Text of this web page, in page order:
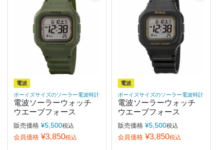
電波
ボーイズサイズのソーラー電波時計
電波ソーラーウォッチ
ウエーブフォース
販売価格 ¥5,500税込
会員価格 ¥3,850税込
電波
ボーイズサイズのソーラー電波時計
電波ソーラーウォッチ
ウエーブフォース
販売価格 ¥5,500税込
会員価格 ¥3,850税込